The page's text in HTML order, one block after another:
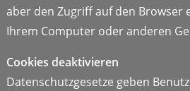
aber den Zugriff auf den Browser
Ihrem Computer oder anderen
Cookies deaktivieren
Datenschutzgesetze geben